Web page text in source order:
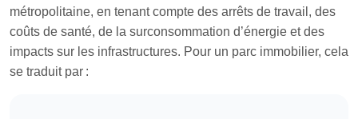
métropolitaine, en tenant compte des arrêts de travail, des
coûts de santé, de la surconsommation d’énergie et des
impacts sur les infrastructures. Pour un parc immobilier, cela
se traduit par :